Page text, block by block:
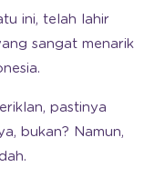
ini, telah lahir
sangat menarik
pastinya
bukan? Namun,